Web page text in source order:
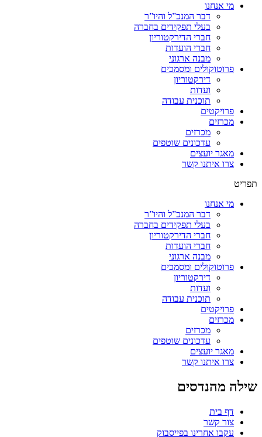
מי אנחנו
דבר המנכ”ל והיו”ר
בעלי תפקידים בחברה
חברי הדירקטוריון
חברי הועדות
מבנה ארגוני
פרוטוקולים ומסמכים
דירקטוריון
ועדות
תוכנית עבודה
פרויקטים
מכרזים
מכרזים
עדכונים שוטפים
מאגר יועצים
צרו איתנו קשר
תפריט
מי אנחנו
דבר המנכ”ל והיו”ר
בעלי תפקידים בחברה
חברי הדירקטוריון
חברי הועדות
מבנה ארגוני
פרוטוקולים ומסמכים
דירקטוריון
ועדות
תוכנית עבודה
פרויקטים
מכרזים
מכרזים
עדכונים שוטפים
מאגר יועצים
צרו איתנו קשר
שילה מהנדסים
דף בית
צור קשר
עקבו אחרינו בפייסבוק